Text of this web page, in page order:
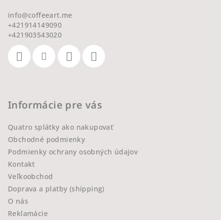
info@coffeeart.me
+421914149090
+421903543020
Informácie pre vás
Quatro splátky ako nakupovať
Obchodné podmienky
Podmienky ochrany osobných údajov
Kontakt
Veľkoobchod
Doprava a platby (shipping)
O nás
Reklamácie